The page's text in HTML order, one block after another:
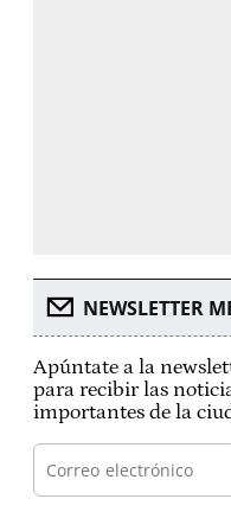
NEWSLETTER
Apúntate a la
para recibir las
importantes de la